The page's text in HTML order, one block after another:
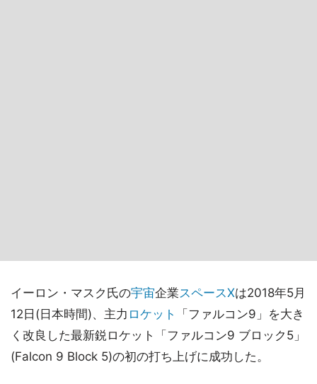
イーロン・マスク氏の宇宙企業スペースXは2018年5月
12日(日本時間)、主力 ロケット
「ファルコン9」を大き
く改良した最新鋭ロケット「ファルコン9 ブロック5」
(Falcon 9 Block 5)の初の打ち上げに成功した。